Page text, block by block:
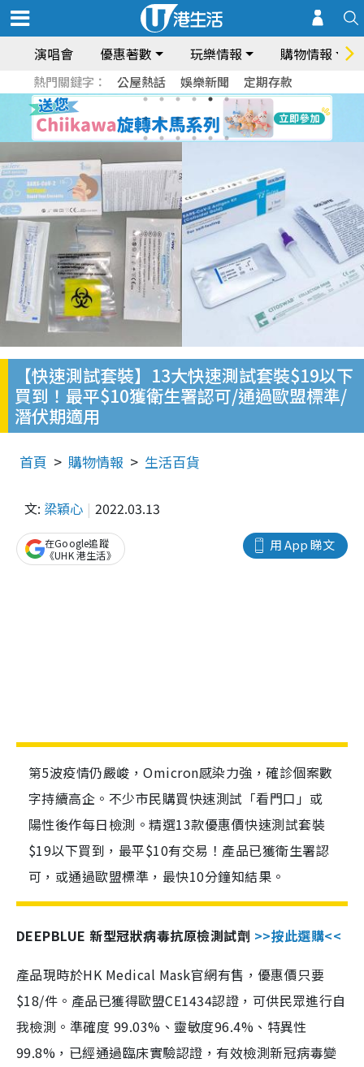
演唱會 優惠著數 玩樂情報 購物情報
熱門關鍵字： 公屋熱話 娛樂新聞 定期存款
【快速測試套裝】13大快速測試套裝$19以下
買到！最平$10獲衛生署認可/通過歐盟標準/
潛伏期適用
首頁 購物情報 生活百貨
文: 梁穎心 2022.03.13
用 App 睇文
在Google追蹤
《UHK 港生活》
第5波疫情仍嚴峻，Omicron感染力強，確診個案數
字持續高企。不少市民購買快速測試「看門口」或
陽性後作每日檢測。精選13款優惠價快速測試套裝
$19以下買到，最平$10有交易！產品已獲衛生署認
可，或通過歐盟標準，最快10分鐘知結果。
DEEPBLUE 新型冠狀病毒抗原檢測試劑 >>按此選購<<
產品現時於HK Medical Mask官網有售，優惠價只要
$18/件。產品已獲得歐盟CE1434認證，可供民眾進行自
我檢測。準確度 99.03%、靈敏度96.4%、特異性
99.8%，已經通過臨床實驗認證，有效檢測新冠病毒變